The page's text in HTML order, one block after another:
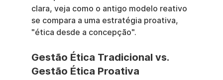
clara, veja como o antigo modelo reativo
se compara a uma estratégia proativa,
"ética desde a concepção".
Gestão Ética Tradicional vs.
Gestão Ética Proativa